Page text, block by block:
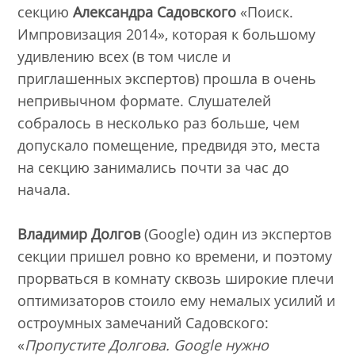
секциюАлександра Садовского «Поиск.
Импровизация 2014», которая к большому
удивлению всех (в том числе и
приглашенных экспертов) прошла в очень
непривычном формате. Слушателей
собралось в несколько раз больше, чем
допускало помещение, предвидя это, места
на секцию занимались почти за час до
начала.
Владимир Долгов(Google) один из экспертов
секции пришел ровно ко времени, и поэтому
прорваться в комнату сквозь широкие плечи
оптимизаторов стоило ему немалых усилий и
остроумных замечаний Садовского:
«Пропустите Долгова. Googleнужно